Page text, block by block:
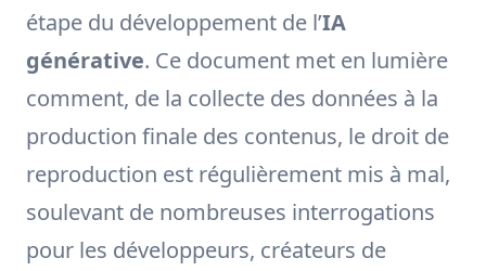
étape du développement de l’IA
générative. Ce document met en lumière
comment, de la collecte des données à la
production finale des contenus, le droit de
reproduction est régulièrement mis à mal,
soulevant de nombreuses interrogations
pour les développeurs, créateurs de